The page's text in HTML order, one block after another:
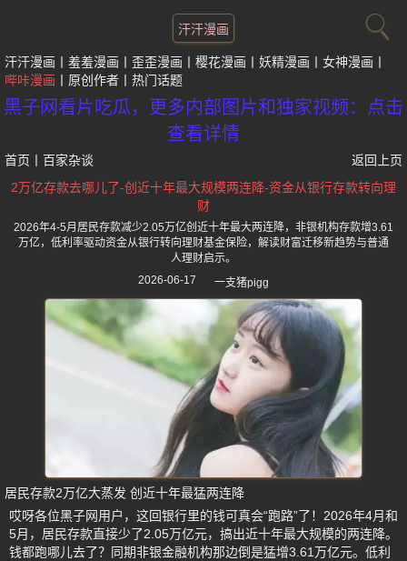
汗汗漫画
汗汗漫画 羞羞漫画 歪歪漫画 樱花漫画 妖精漫画
女神漫画
哔咔漫画
原创作者 热门话题
黑子网看片吃瓜，更多内部图片和独家视频：点击
查看详情
首页 百家杂谈
返回上页
2万亿存款去哪儿了-创近十年最大规模两连降-资金从银行存款转向理
财
2026年4-5月居民存款减少2.05万亿创近十年最大两连降，非银机构存款增3.61
万亿，低利率驱动资金从银行转向理财基金保险，解读财富迁移新趋势与普通
人理财启示。
2026-06-17
一支猪pigg
居民存款2万亿大蒸发 创近十年最猛两连降
哎呀各位黑子网用户，这回银行里的钱可真会“跑路”了！2026年4月和
5月，居民存款直接少了2.05万亿元，搞出近十年最大规模的两连降。
钱都跑哪儿去了？同期非银金融机构那边倒是猛增3.61万亿元。低利